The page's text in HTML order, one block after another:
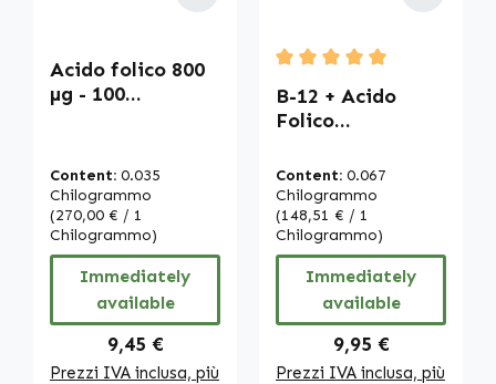
Acido folico 800
µg - 100
- Vitamina B9 -
Per la gravidanza
- Vegano -
Copertura
giornaliera
completa |
Warnke
Vitalstoffe
Content: 0.035
Chilogrammo
(270,00 € / 1
Chilogrammo)
Immediately
available
Regular price:
9,45 €
Prezzi IVA inclusa, più
Average rating of 5 out
B-12 + Acido
Folico
Acerola - 100
compresse - per
gravidanza,
energia e molto
altro | Warnke
Vitalstoffe
Content: 0.067
Chilogrammo
(148,51 € / 1
Chilogrammo)
Immediately
available
Regular price:
9,95 €
Prezzi IVA inclusa, più